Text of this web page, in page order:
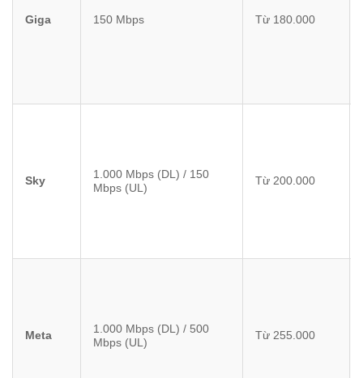
Giga 150 Mbps Từ 180.000
Sky
1.000 Mbps (DL) / 150
Mbps (UL)
Từ 200.000
Meta
1.000 Mbps (DL) / 500
Mbps (UL)
Từ 255.000